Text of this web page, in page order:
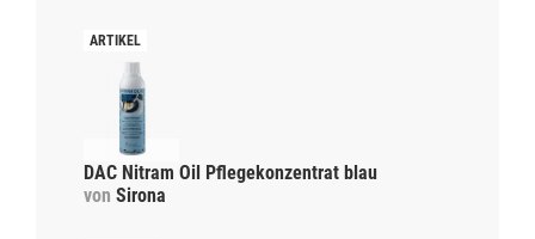
DAC Nitram Oil Pflegekonzentrat blau
von Sirona